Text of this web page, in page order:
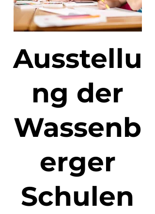
Ausstellu
ng der
Wassenb
erger
Schulen